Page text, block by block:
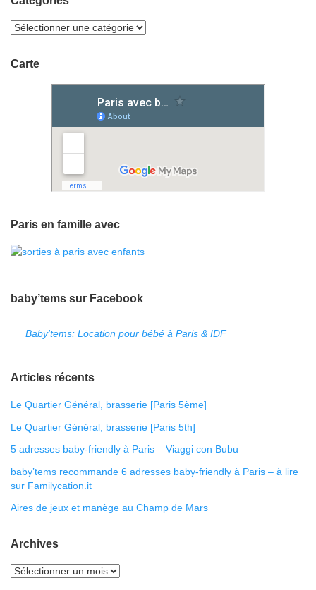
Carte
Paris en famille avec
baby’tems sur Facebook
Baby'tems: Location pour bébé à Paris & IDF
Articles récents
Le Quartier Général, brasserie [Paris 5ème]
Le Quartier Général, brasserie [Paris 5th]
5 adresses baby-friendly à Paris – Viaggi con Bubu
baby’tems recommande 6 adresses baby-friendly à Paris – à lire
sur Familycation.it
Aires de jeux et manège au Champ de Mars
Archives